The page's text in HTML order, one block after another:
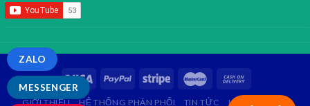
GIỚI THIỆU HỆ THỐNG PHÂN PHỐI TIN TỨC LIÊN HỆ
MESSENGER
ZALO